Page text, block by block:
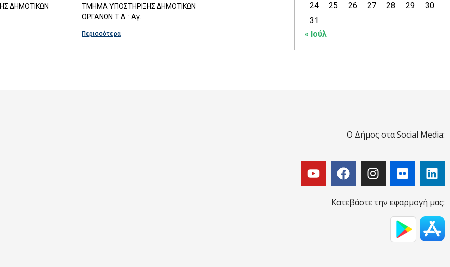
ΔΗΜΟΤΙΚΩΝ
ΤΜΗΜΑ ΥΠΟΣΤΗΡΙΞΗΣ ΔΗΜΟΤΙΚΩΝ
ΟΡΓΑΝΩΝ Τ.Δ. : Αγ.
Περισσότερα
24
25 26 27 28 29
30
31
« Ιούλ
Ο Δήμος στα Social Media:
Κατεβάστε την εφαρμογή μας: